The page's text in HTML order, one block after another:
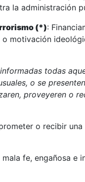
la administración
(*):
motivación
informadas todas
o se
proveyeren o
o recibir
fe, engañosa e